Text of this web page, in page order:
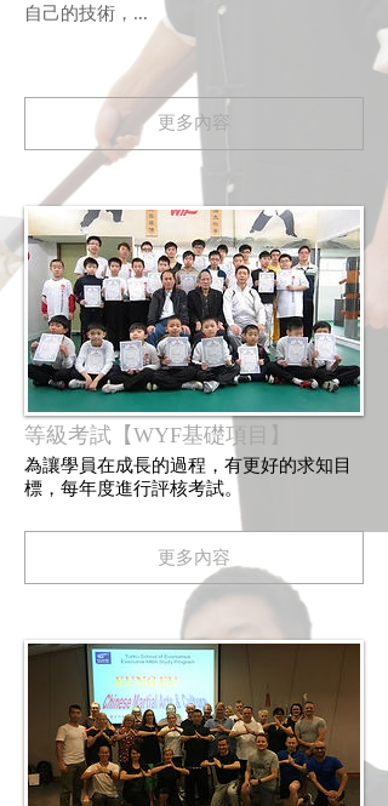
自己的技術，...
更多內容
等級考試【WYF基礎項目】
為讓學員在成長的過程，有更好的求知目
標，每年度進行評核考試。
更多內容